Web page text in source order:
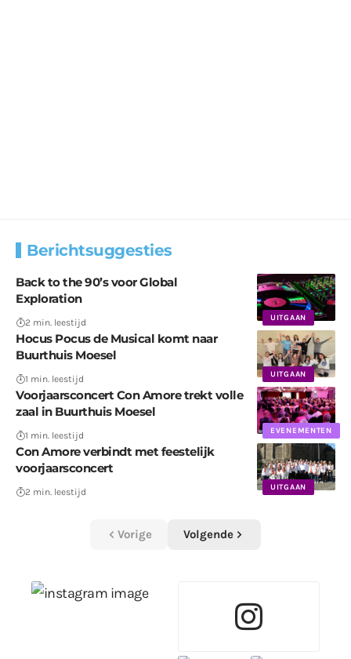
Berichtsuggesties
UITGAAN
Back to the 90’s voor Global
Exploration
2 min. leestijd
UITGAAN
Hocus Pocus de Musical komt naar
Buurthuis Moesel
1 min. leestijd
EVENEMENTEN
Voorjaarsconcert Con Amore trekt volle
zaal in Buurthuis Moesel
1 min. leestijd
UITGAAN
Con Amore verbindt met feestelijk
voorjaarsconcert
2 min. leestijd
Vorige Volgende